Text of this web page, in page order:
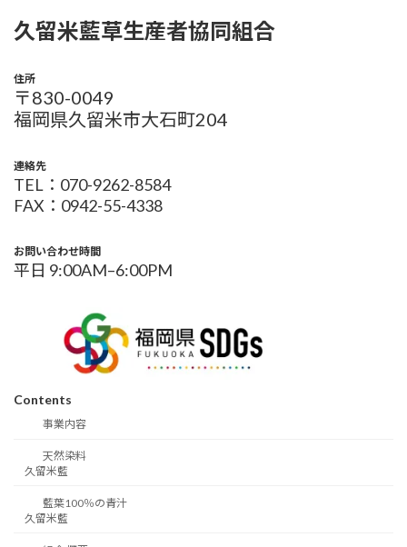
久留米藍草生産者協同組合
住所
〒830-0049
福岡県久留米市大石町204
連絡先
TEL：070-9262-8584
FAX：0942-55-4338
お問い合わせ時間
平日 9:00AM–6:00PM
Contents
事業内容
天然染料
久留米藍
藍葉100％の青汁
久留米藍